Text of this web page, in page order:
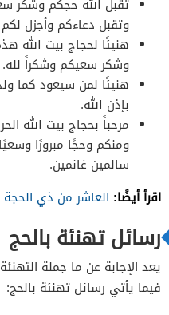
تقبل الله حجكم وشكر
وتقبل دعاءكم وأجزل لكم
هنيئًا لحجاج بيت الله
وشكر سعيكم وشكراً لله.
هنيئًا لمن سيعود كما
بإذن الله.
مرحباً بحجاج بيت الله
ومنكم وحجًا مبرورًا
سالمين غانمين.
اقرأ أيضًا: العاشر من ذي
رسائل تهنئة بالحج
يعد الإجابة عن ما جملة
فيما يأتي رسائل تهنئة بالحج: